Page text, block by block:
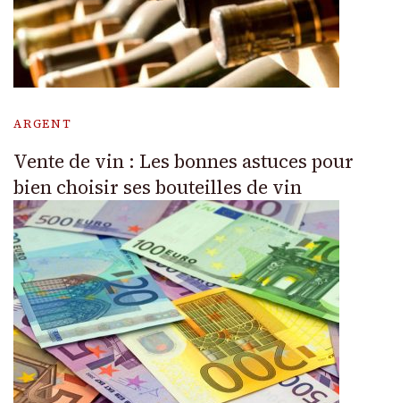
ARGENT
Vente de vin : Les bonnes astuces pour
bien choisir ses bouteilles de vin